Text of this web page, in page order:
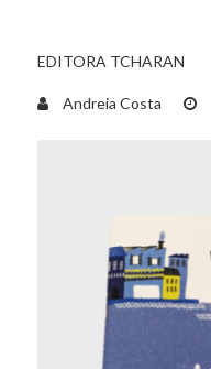
EDITORA TCHARAN
Andreia Costa